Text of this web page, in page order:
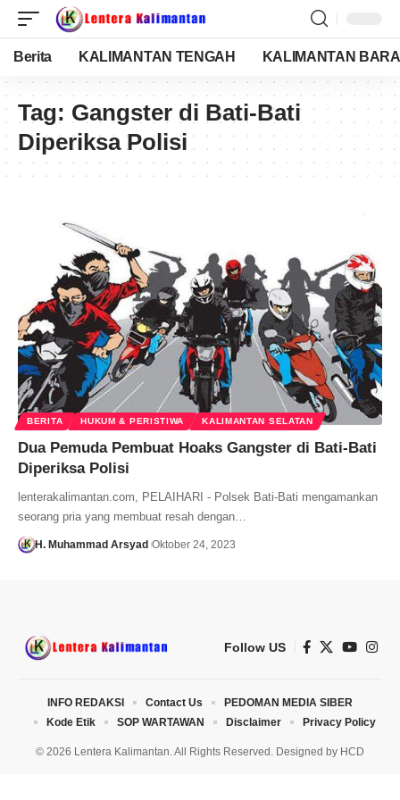
Berita KALIMANTAN TENGAH KALIMANTAN
Tag: Gangster di Bati-Bati
Diperiksa Polisi
BERITA HUKUM & PERISTIWA KALIMANTAN SELATAN
Dua Pemuda Pembuat Hoaks Gangster di Bati-Bati
Diperiksa Polisi
lenterakalimantan.com, PELAIHARI - Polsek Bati-Bati mengamankan
seorang pria yang membuat resah dengan…
H. Muhammad Arsyad Oktober 24, 2023
Follow US
© 2026 Lentera Kalimantan. All Rights Reserved. Designed by HCD
INFO REDAKSI Contact Us
PEDOMAN MEDIA SIBER
Kode Etik
SOP WARTAWAN Disclaimer Privacy Policy